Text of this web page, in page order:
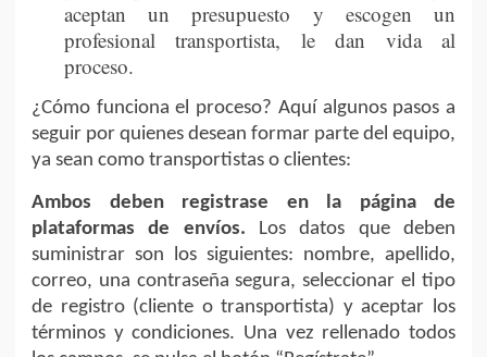
aceptan un presupuesto y escogen un
profesional transportista, le dan vida al
proceso.
¿Cómo funciona el proceso? Aquí algunos pasos a
seguir por quienes desean formar parte del equipo,
ya sean como transportistas o clientes:
Ambos deben registrase en la página de
plataformas de envíos. Los datos que deben
suministrar son los siguientes: nombre, apellido,
correo, una contraseña segura, seleccionar el tipo
de registro (cliente o transportista) y aceptar los
términos y condiciones. Una vez rellenado todos